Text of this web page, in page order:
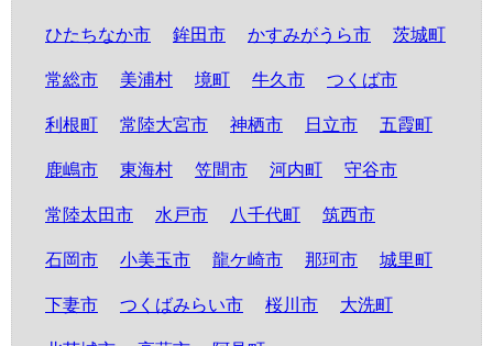
ひたちなか市 鉾田市 かすみがうら市 茨城町
常総市 美浦村 境町 牛久市 つくば市
利根町 常陸大宮市 神栖市 日立市 五霞町
鹿嶋市 東海村 笠間市 河内町 守谷市
常陸太田市 水戸市 八千代町 筑西市
石岡市 小美玉市 龍ケ崎市 那珂市 城里町
下妻市 つくばみらい市 桜川市 大洗町